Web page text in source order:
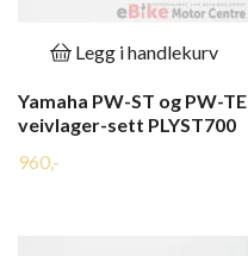
Legg i handlekurv
Yamaha PW-ST og PW-TE
veivlager-sett PLYST700
960,-